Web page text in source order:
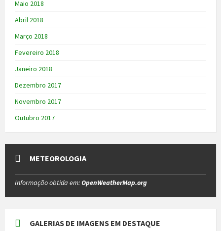
Maio 2018
Abril 2018
Março 2018
Fevereiro 2018
Janeiro 2018
Dezembro 2017
Novembro 2017
Outubro 2017
METEOROLOGIA
Informação obtida em:OpenWeatherMap.org
GALERIAS DE IMAGENS EM DESTAQUE